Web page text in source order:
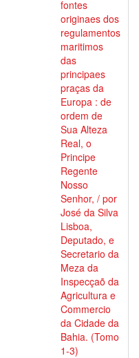
fontes
originaes dos
regulamentos
maritimos
das
principaes
praças da
Europa : de
ordem de
Sua Alteza
Real, o
Principe
Regente
Nosso
Senhor, / por
José da Silva
Lisboa,
Deputado, e
Secretario da
Meza da
Inspecçaõ da
Agricultura e
Commercio
da Cidade da
Bahia. (Tomo
1-3)